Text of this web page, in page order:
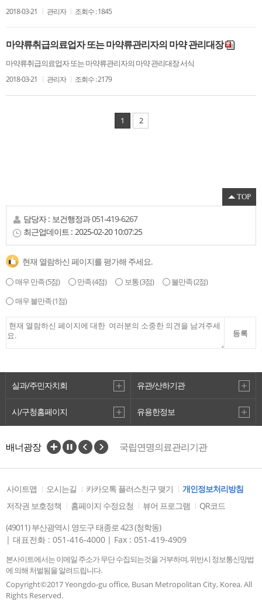
2018-03-21 관리자 조회수 : 1845
마약류취급의료업자 또는 마약류관리자의 마약 관리대장
마약류취급의료업자 또는 마약류관리자의 마약 관리대장 서식
2018-03-21 관리자 조회수 : 2179
1 2
TOP
담당자 : 보건행정과051-419-6267
최근업데이트 : 2025-02-20 10:07:25
현재 열람하신 페이지를 평가해 주세요.
매우 만족(5점) 만족(4점) 보통(3점) 불만족(2점)
매우 불만족(1점)
등록
실과/주민자치회 유관/산하기관
시/구청홈페이지 유용한정보
배너광장
국립연명의료관리기관
에볼라바이러스병 바로알기
질병관리청
국민건강보험
사이트맵 오시는길 카카오톡 플러스친구 맺기
개인정보처리방침
저작권 보호정책
홈페이지 수정요청 뷰어 프로그램
QR코드
(49011) 부산광역시 영도구 태종로 423 (청학동)
| 대표전화 : 051-416-4000 | Fax : 051-419-4909
본사이트에서는 이메일 주소가 무단 수집되는것을 거부하며, 위반시 정보통신망법
에 의해 처벌됨을 알려드립니다.
Copyright©2017 Yeongdo-gu office, Busan Metropolitan City, Korea. All
Rights Reserved.